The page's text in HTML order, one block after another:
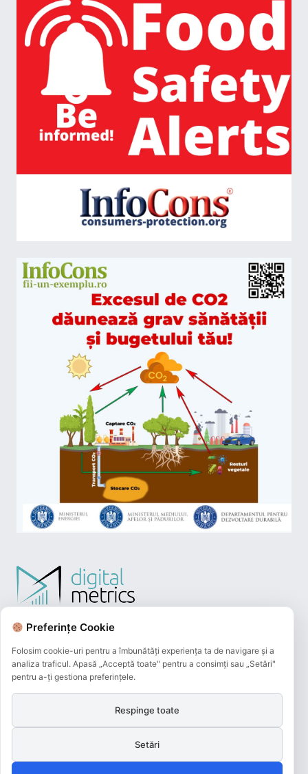
și beneficiază de 3D-Secure.
Preferințe Cookie
Folosim cookie-uri pentru a îmbunătăți experiența ta de navigare și a
analiza traficul. Apasă „Acceptă toate" pentru a consimți sau „Setări"
pentru a-ți gestiona preferințele.
Respinge toate
Setări